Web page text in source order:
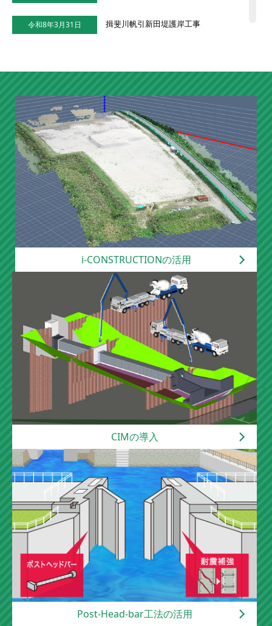
ニュースリリース
2026-07-07
【「9.12長良川豪雨水害から学ぶこと」講習
会の開催】
催】
ニュースリリース
2026-06-08
【社内研修旅行の開催】
表彰
2026-05-19
【令和８年 建設機械優良技術員表彰を受賞
】
ニュースリリース
2026-04-30
【令和８年度 「流域治水」社内勉強会の開
催】
ニュースリリース
2026-04-22
【ＢＣＰ（災害時事業継続計画書）への対応
訓練の実施】
2026-04-03
【髙田建設㈱ 令和８年度 入社式の開催】
2025-08-04
【国土交通省 中部地方整備局 令和７年度
「工事成績優秀企業」に認定】
表彰
2025-07-31
【国土交通省 木曽川上流河川事務所 「令和
７年度 優良工事表彰・優良工事技術者表
彰」を受賞】
ニュースリリース
2025-07-11
【髙田建設(株) 第３４回 安全大会の開
2025-07-11
【建設工業新聞にて地域の経済・暮らしを支
える建設企業として紹介されました♪】
ニュースリリース
2025-05-08
【厚生労働省 岐阜労働局 ユースエール202
4年度認定企業となりました♪】
採用情報
2025-02-05
【令和５年度 牧田川船附護岸整備工事にて
ニュースリリース
2025-02-04
【建設通信新聞にて建設ICT推進現場として
紹介されました♪】
ニュースリリース
2025-01-28
令和５年度 長良川福原河道整備工事にて現
場見学会を開催
令和8年3月31日 揖斐川帆引新田堤護岸工事
i-CONSTRUCTIONの活用
CIMの導入
Post-Head-bar工法の活用